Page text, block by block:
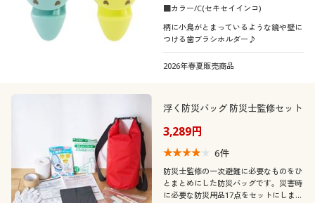
■カラー/C(セキセイインコ)
柄に小鳥がとまっているような鏡や壁に
つける歯ブラシホルダー♪
2026年春夏販売商品
浮く防災バッグ 防災士監修セット
3,289円
6件
防災士監修の一次避難に必要なものをひ
とまとめにした防災バッグです。災害時
に必要な防災用品17点をセットにしまし